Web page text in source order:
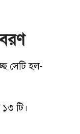
সেটি হল-
টি।